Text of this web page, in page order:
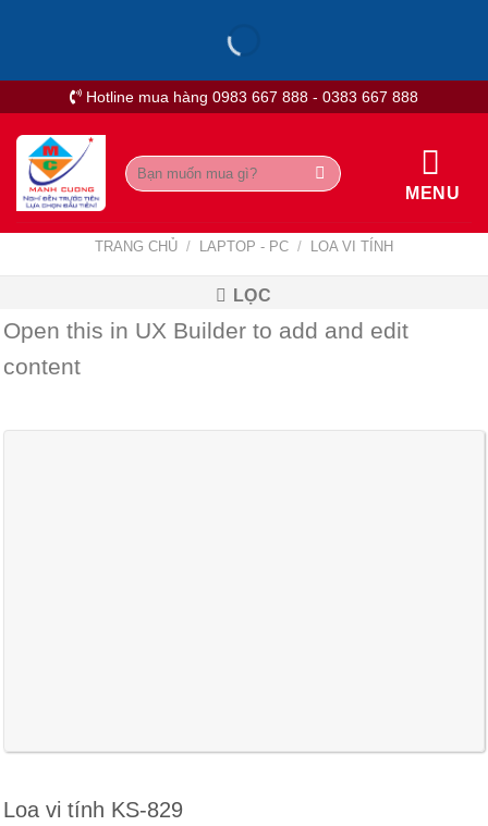
Hotline mua hàng 0983 667 888 - 0383 667 888
Tìm
kiếm:
MENU
TRANG CHỦ / LAPTOP - PC / LOA VI TÍNH
LỌC
Open this in UX Builder to add and edit
content
Loa vi tính KS-829